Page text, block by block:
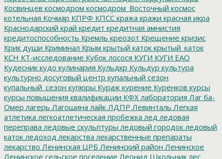
Косвинцев космодром космодром_Восточный космос
котельная Кочмар КПРФ КПСС кража кражи красная икра
Краснодарский край кредит кредитная амнистия
кредитоспособность Кремль креозот Крещение кризис
Крик души Криминал Крым крытый каток крытый_каток
КСН КТ-исследование Кубок лосося КУГИ КУГИ ЕАО
Кудесник кудо кулинария Кульдкр Кульдур культура
культурно досуговый центр купальный сезон
купальный_сезон купюры Кураж курение Куренков курсы
курсы повышения квалификации КФХ лаборатория Лаг ба-
Омер лагерь Лагошина лайк ЛДПР Левинталь Легкая
атлетика легкоатлетическая пробежка лед ледовая
переправа ледовые скульптуры ледовый городок ледовый
каток ледоход лекарства лекарственные препараты
лекарство Ленинская ЦРБ Ленинский район Ленинское
Ленинское сельское поселение Леонид Школьник лес